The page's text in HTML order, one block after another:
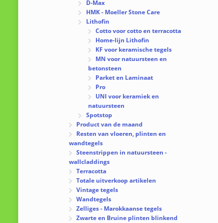
D-Max
HMK - Moeller Stone Care
Lithofin
Cotto voor cotto en terracotta
Home-lijn Lithofin
KF voor keramische tegels
MN voor natuursteen en
betonsteen
Parket en Laminaat
Pro
UNI voor keramiek en
natuursteen
Spotstop
Product van de maand
Resten van vloeren, plinten en
wandtegels
Steenstrippen in natuursteen -
wallcladdings
Terracotta
Totale uitverkoop artikelen
Vintage tegels
Wandtegels
Zelliges - Marokkaanse tegels
Zwarte en Bruine plinten blinkend